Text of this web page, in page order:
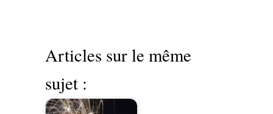
Articles sur le même
sujet :